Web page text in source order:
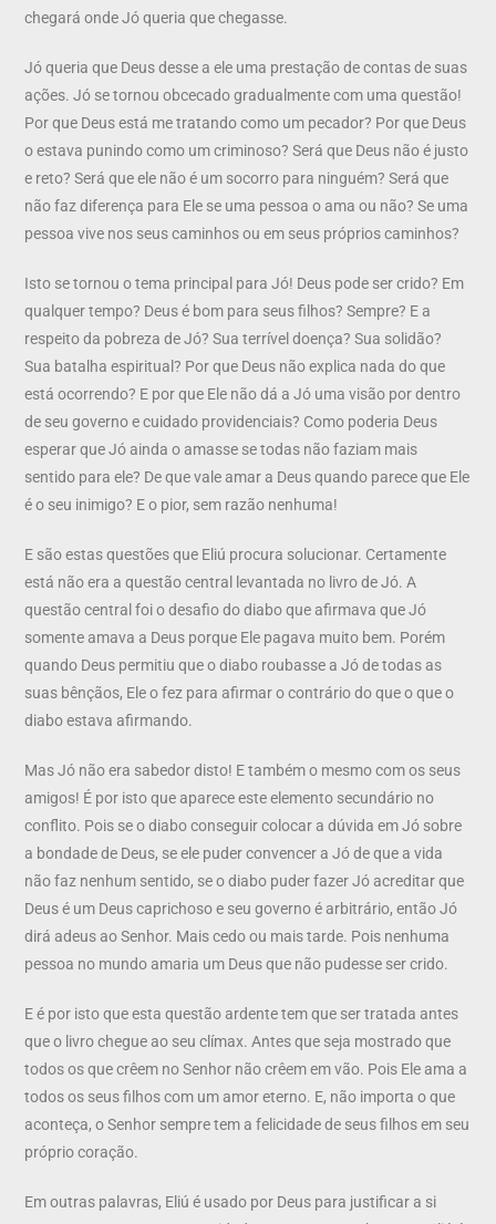
chegará onde Jó queria que chegasse.
Jó queria que Deus desse a ele uma prestação de contas de suas
ações. Jó se tornou obcecado gradualmente com uma questão!
Por que Deus está me tratando como um pecador? Por que Deus
o estava punindo como um criminoso? Será que Deus não é justo
e reto? Será que ele não é um socorro para ninguém? Será que
não faz diferença para Ele se uma pessoa o ama ou não? Se uma
pessoa vive nos seus caminhos ou em seus próprios caminhos?
Isto se tornou o tema principal para Jó! Deus pode ser crido? Em
qualquer tempo? Deus é bom para seus filhos? Sempre? E a
respeito da pobreza de Jó? Sua terrível doença? Sua solidão?
Sua batalha espiritual? Por que Deus não explica nada do que
está ocorrendo? E por que Ele não dá a Jó uma visão por dentro
de seu governo e cuidado providenciais? Como poderia Deus
esperar que Jó ainda o amasse se todas não faziam mais
sentido para ele? De que vale amar a Deus quando parece que Ele
é o seu inimigo? E o pior, sem razão nenhuma!
E são estas questões que Eliú procura solucionar. Certamente
está não era a questão central levantada no livro de Jó. A
questão central foi o desafio do diabo que afirmava que Jó
somente amava a Deus porque Ele pagava muito bem. Porém
quando Deus permitiu que o diabo roubasse a Jó de todas as
suas bênçãos, Ele o fez para afirmar o contrário do que o que o
diabo estava afirmando.
Mas Jó não era sabedor disto! E também o mesmo com os seus
amigos! É por isto que aparece este elemento secundário no
conflito. Pois se o diabo conseguir colocar a dúvida em Jó sobre
a bondade de Deus, se ele puder convencer a Jó de que a vida
não faz nenhum sentido, se o diabo puder fazer Jó acreditar que
Deus é um Deus caprichoso e seu governo é arbitrário, então Jó
dirá adeus ao Senhor. Mais cedo ou mais tarde. Pois nenhuma
pessoa no mundo amaria um Deus que não pudesse ser crido.
E é por isto que esta questão ardente tem que ser tratada antes
que o livro chegue ao seu clímax. Antes que seja mostrado que
todos os que crêem no Senhor não crêem em vão. Pois Ele ama a
todos os seus filhos com um amor eterno. E, não importa o que
aconteça, o Senhor sempre tem a felicidade de seus filhos em seu
próprio coração.
Em outras palavras, Eliú é usado por Deus para justificar a si